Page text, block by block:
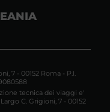
7 - 00152 Roma - P.I.
tecnica dei viaggi e'
C. Grigioni, 7 - 00152